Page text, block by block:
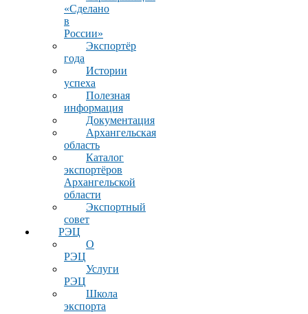
«Сделано
в
России»
Экспортёр
года
Истории
успеха
Полезная
информация
Документация
Архангельская
область
Каталог
экспортёров
Архангельской
области
Экспортный
совет
РЭЦ
О
РЭЦ
Услуги
РЭЦ
Школа
экспорта